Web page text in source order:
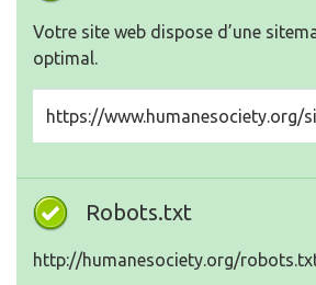
Votre site web dispose d’une
optimal.
https://www.humanesociety.org/
Robots.txt
http://humanesociety.org/